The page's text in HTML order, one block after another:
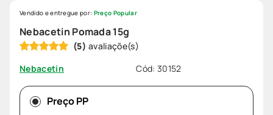
Nebacetin Pomada 15g
(5)
Nebacetin
Cód: 30152
Vendido e entregue por: Preço Popular
Preço PP